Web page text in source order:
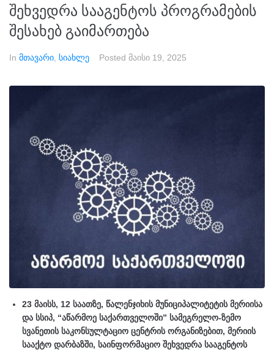
შეხვედრა სააგენტოს პროგრამების
შესახებ გაიმართება
In მთავარი სიახლე Posted მაისი 19, 2025
23 მაისს, 12 საათზე, წალენჯიხის მუნიციპალიტეტის მერიისა
და სსიპ, “აწარმოე საქართველოში” სამეგრელო-ზემო
სვანეთის საკონსულტაციო ცენტრის ორგანიზებით, მერიის
სააქტო დარბაზში, საინფორმაციო შეხვედრა სააგენტოს